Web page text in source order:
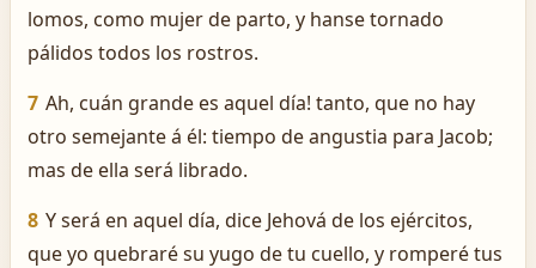
lomos, como mujer de parto, y hanse tornado
pálidos todos los rostros.
7 Ah, cuán grande es aquel día! tanto, que no hay
otro semejante á él: tiempo de angustia para Jacob;
mas de ella será librado.
8 Y será en aquel día, dice Jehová de los ejércitos,
que yo quebraré su yugo de tu cuello, y romperé tus